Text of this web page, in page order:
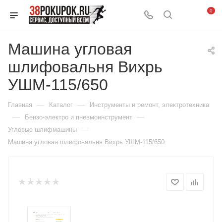
0
Машина угловая
шлифовальня Вихрь
УШМ-115/650
Главная — Каталог — Инструменты и ремонт, электротехника
— Бензо-электро и пневмоинструмент —
Угловые шлифмашины —
Машина угловая шлифовальня Вихрь УШМ-115/650